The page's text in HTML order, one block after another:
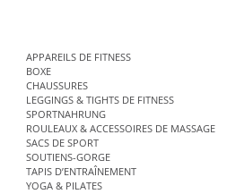
APPAREILS DE FITNESS
BOXE
CHAUSSURES
LEGGINGS & TIGHTS DE FITNESS
SPORTNAHRUNG
ROULEAUX & ACCESSOIRES DE MASSAGE
SACS DE SPORT
SOUTIENS-GORGE
TAPIS D’ENTRAÎNEMENT
YOGA & PILATES